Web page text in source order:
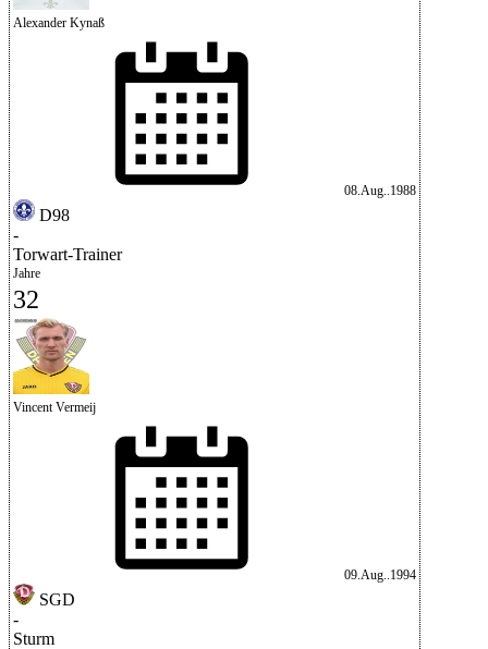
Alexander Kynaß
08.Aug..1988
D98
-
Torwart-Trainer
Jahre
32
Vincent Vermeij
09.Aug..1994
SGD
-
Sturm